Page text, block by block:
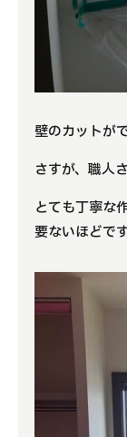
壁のカットが
さすが、職人
とても丁寧な
要ないほどで